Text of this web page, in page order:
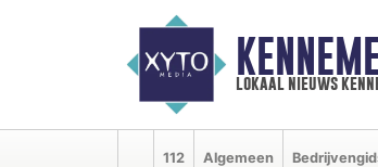
lokaal nieuws
112 Algemeen